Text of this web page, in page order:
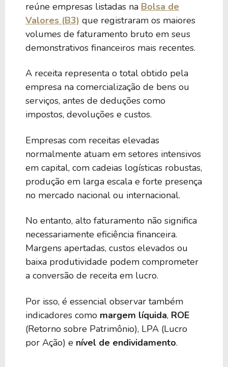
reúne empresas listadas na Bolsa de
Valores (B3) que registraram os maiores
volumes de faturamento bruto em seus
demonstrativos financeiros mais recentes.
A receita representa o total obtido pela
empresa na comercialização de bens ou
serviços, antes de deduções como
impostos, devoluções e custos.
Empresas com receitas elevadas
normalmente atuam em setores intensivos
em capital, com cadeias logísticas robustas,
produção em larga escala e forte presença
no mercado nacional ou internacional.
No entanto, alto faturamento não significa
necessariamente eficiência financeira.
Margens apertadas, custos elevados ou
baixa produtividade podem comprometer
a conversão de receita em lucro.
Por isso, é essencial observar também
indicadores como margem líquida, ROE
(Retorno sobre Patrimônio), LPA (Lucro
por Ação) e nível de endividamento.